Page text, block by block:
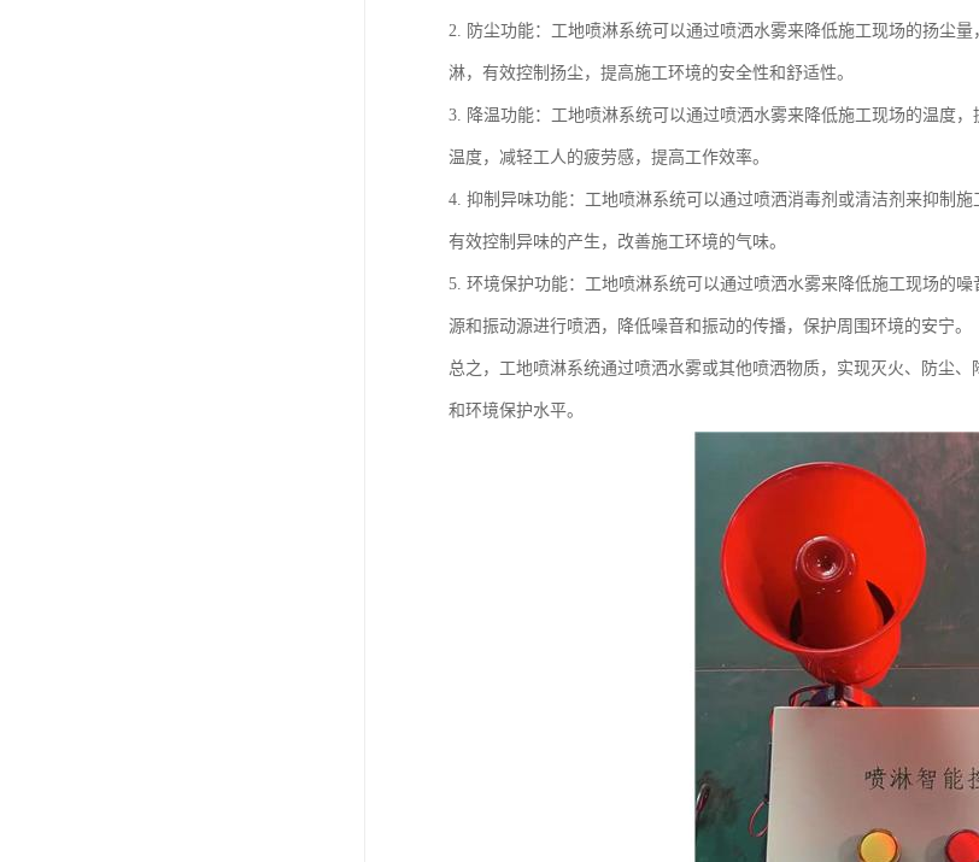
2. 防尘功能：工地喷淋系统可以通过喷洒水雾来降低施工现场的扬尘
淋，有效控制扬尘，提高施工环境的安全性和舒适性。
3. 降温功能：工地喷淋系统可以通过喷洒水雾来降低施工现场的温度
温度，减轻工人的疲劳感，提高工作效率。
4. 抑制异味功能：工地喷淋系统可以通过喷洒消毒剂或清洁剂来抑制
有效控制异味的产生，改善施工环境的气味。
5. 环境保护功能：工地喷淋系统可以通过喷洒水雾来降低施工现场的
源和振动源进行喷洒，降低噪音和振动的传播，保护周围环境的安宁。
总之，工地喷淋系统通过喷洒水雾或其他喷洒物质，实现灭火、防尘
和环境保护水平。